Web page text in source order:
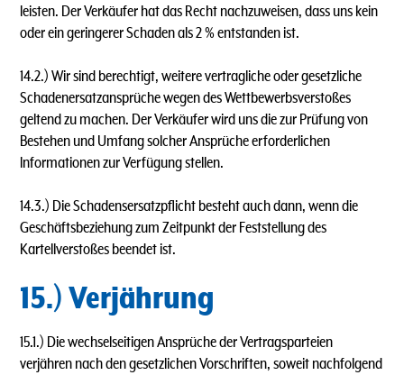
leisten. Der Verkäufer hat das Recht nachzuweisen, dass uns kein
oder ein geringerer Schaden als 2 % entstanden ist.
14.2.) Wir sind berechtigt, weitere vertragliche oder gesetzliche
Schadenersatzansprüche wegen des Wettbewerbsverstoßes
geltend zu machen. Der Verkäufer wird uns die zur Prüfung von
Bestehen und Umfang solcher Ansprüche erforderlichen
lnformationen zur Verfügung stellen.
14.3.) Die Schadensersatzpflicht besteht auch dann, wenn die
Geschäftsbeziehung zum Zeitpunkt der Feststellung des
Kartellverstoßes beendet ist.
15.) Verjährung
15.1.) Die wechselseitigen Ansprüche der Vertragsparteien
verjähren nach den gesetzlichen Vorschriften, soweit nachfolgend